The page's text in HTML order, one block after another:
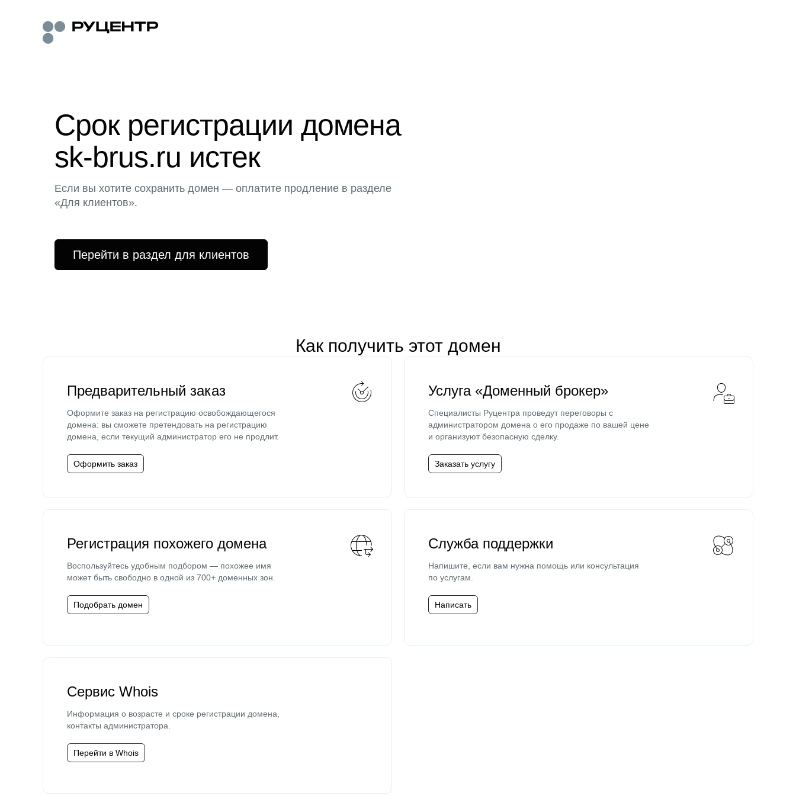
Срок регистрации домена
sk-brus.ru истек
Если вы хотите сохранить домен — оплатите продление в разделе
«Для клиентов».
Перейти в раздел для клиентов
Как получить этот домен
Предварительный заказ
Оформите заказ на регистрацию освобождающегося
домена: вы сможете претендовать на регистрацию
домена, если текущий администратор его не продлит.
Оформить заказ
Услуга «Доменный брокер»
Специалисты Руцентра проведут переговоры с
администратором домена о его продаже по вашей цене
и организуют безопасную сделку.
Заказать услугу
Регистрация похожего домена
Воспользуйтесь удобным подбором — похожее имя
может быть свободно в одной из 700+ доменных зон.
Подобрать домен
Служба поддержки
Напишите, если вам нужна помощь или консультация
по услугам.
Написать
Сервис Whois
Информация о возрасте и сроке регистрации домена,
контакты администратора.
Перейти в Whois